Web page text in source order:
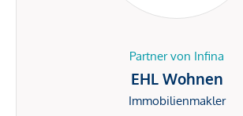
Partner von Infina
EHL Wohnen
Immobilienmakler